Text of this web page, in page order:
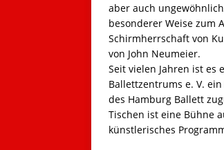
aber auch
besonderer Weise zum
Schirmherrschaft von
von John Neumeier.
Seit vielen Jahren ist es
Ballettzentrums e. V.
des Hamburg Ballett
Tischen ist eine Bühne
künstlerisches